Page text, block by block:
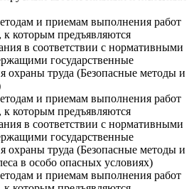
и приемам выполнения работ
которым предъявляются
в соответствии с нормативными
государственные
охраны труда (Безопасные методы и
и приемам выполнения работ
которым предъявляются
в соответствии с нормативными
государственные
охраны труда (Безопасные методы и
в особо опасных условиях)
и приемам выполнения работ